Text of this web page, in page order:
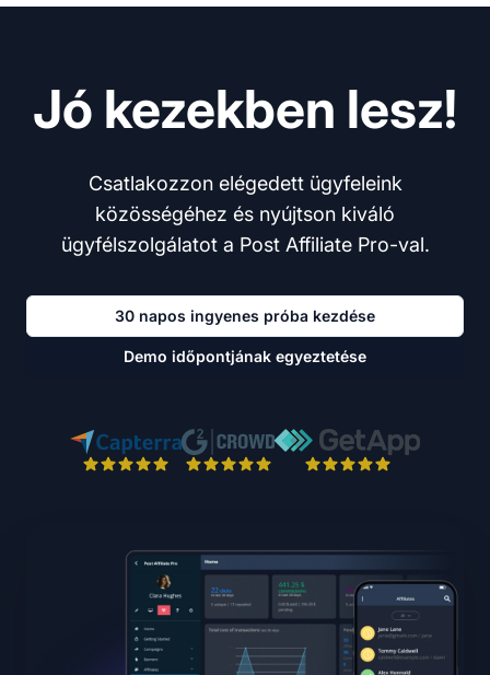
Jó kezekben lesz!
Csatlakozzon elégedett ügyfeleink
közösségéhez és nyújtson kiváló
ügyfélszolgálatot a Post Affiliate Pro-val.
30 napos ingyenes próba kezdése
Demo időpontjának egyeztetése